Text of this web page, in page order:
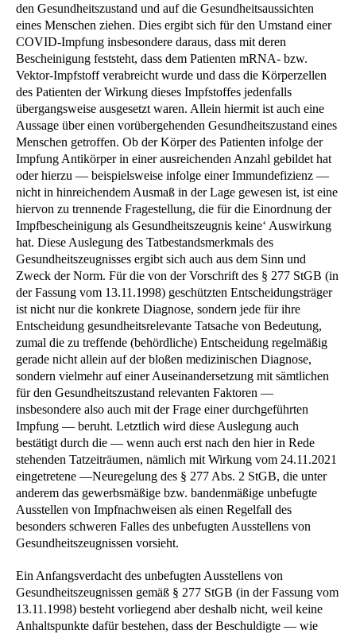
den Gesundheitszustand und auf die Gesundheitsaussichten
eines Menschen ziehen. Dies ergibt sich für den Umstand einer
COVID-Impfung insbesondere daraus, dass mit deren
Bescheinigung feststeht, dass dem Patienten mRNA- bzw.
Vektor-Impfstoff verabreicht wurde und dass die Körperzellen
des Patienten der Wirkung dieses Impfstoffes jedenfalls
übergangsweise ausgesetzt waren. Allein hiermit ist auch eine
Aussage über einen vorübergehenden Gesundheitszustand eines
Menschen getroffen. Ob der Körper des Patienten infolge der
Impfung Antikörper in einer ausreichenden Anzahl gebildet hat
oder hierzu — beispielsweise infolge einer Immundefizienz —
nicht in hinreichendem Ausmaß in der Lage gewesen ist, ist eine
hiervon zu trennende Fragestellung, die für die Einordnung der
Impfbescheinigung als Gesundheitszeugnis keine‘ Auswirkung
hat. Diese Auslegung des Tatbestandsmerkmals des
Gesundheitszeugnisses ergibt sich auch aus dem Sinn und
Zweck der Norm. Für die von der Vorschrift des § 277 StGB (in
der Fassung vom 13.11.1998) geschützten Entscheidungsträger
ist nicht nur die konkrete Diagnose, sondern jede für ihre
Entscheidung gesundheitsrelevante Tatsache von Bedeutung,
zumal die zu treffende (behördliche) Entscheidung regelmäßig
gerade nicht allein auf der bloßen medizinischen Diagnose,
sondern vielmehr auf einer Auseinandersetzung mit sämtlichen
für den Gesundheitszustand relevanten Faktoren —
insbesondere also auch mit der Frage einer durchgeführten
Impfung — beruht. Letztlich wird diese Auslegung auch
bestätigt durch die — wenn auch erst nach den hier in Rede
stehenden Tatzeiträumen, nämlich mit Wirkung vom 24.11.2021
eingetretene —Neuregelung des § 277 Abs. 2 StGB, die unter
anderem das gewerbsmäßige bzw. bandenmäßige unbefugte
Ausstellen von Impfnachweisen als einen Regelfall des
besonders schweren Falles des unbefugten Ausstellens von
Gesundheitszeugnissen vorsieht.
Ein Anfangsverdacht des unbefugten Ausstellens von
Gesundheitszeugnissen gemäß § 277 StGB (in der Fassung vom
13.11.1998) besteht vorliegend aber deshalb nicht, weil keine
Anhaltspunkte dafür bestehen, dass der Beschuldigte — wie